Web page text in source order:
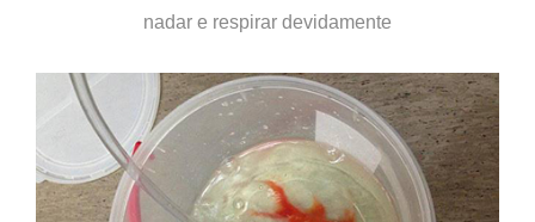
nadar e respirar devidamente